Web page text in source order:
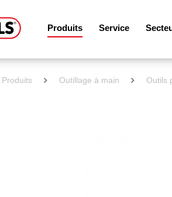
Produits Service
Produits Outillage à main Outils